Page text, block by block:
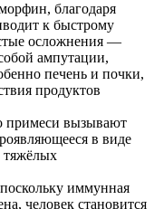
благодаря
к быстрому
осложнения —
ампутации,
печень и почки,
продуктов
примеси вызывают
в виде
тяжёлых
иммунная
человек становится